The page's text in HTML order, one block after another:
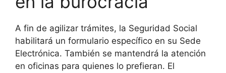
A fin de agilizar trámites, la Seguridad Social
habilitará un formulario específico en su Sede
Electrónica. También se mantendrá la atención
en oficinas para quienes lo prefieran. El